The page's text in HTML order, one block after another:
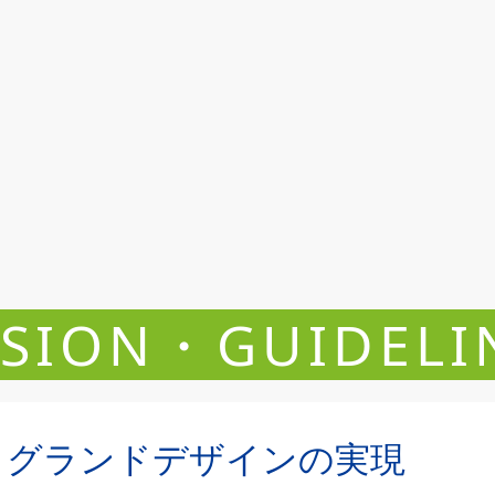
・
グランドデザインの実現